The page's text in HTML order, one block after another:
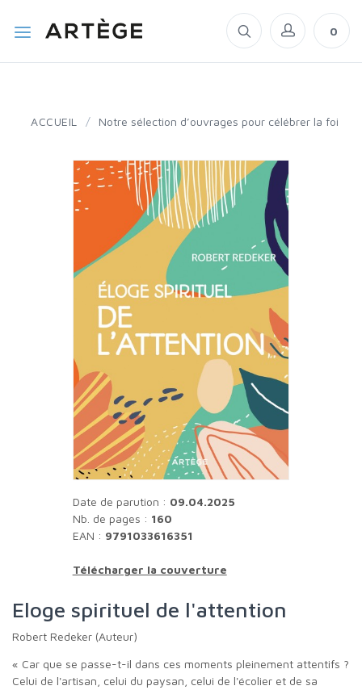
0
ACCUEIL / Notre sélection d’ouvrages pour célébrer la foi
Date de parution : 09.04.2025
Nb. de pages : 160
EAN : 9791033616351
Télécharger la couverture
Eloge spirituel de l'attention
Robert Redeker (Auteur)
« Car que se passe-t-il dans ces moments pleinement attentifs ?
Celui de l'artisan, celui du paysan, celui de l'écolier et de sa